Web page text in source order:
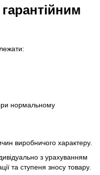
нормальному
виробничого характеру.
з урахуванням
та ступеня зносу товару.